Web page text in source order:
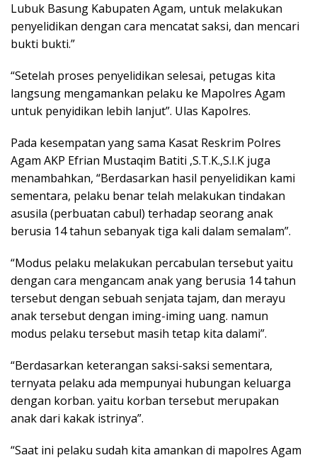
Lubuk Basung Kabupaten Agam, untuk melakukan
penyelidikan dengan cara mencatat saksi, dan mencari
bukti bukti.”
“Setelah proses penyelidikan selesai, petugas kita
langsung mengamankan pelaku ke Mapolres Agam
untuk penyidikan lebih lanjut”. Ulas Kapolres.
Pada kesempatan yang sama Kasat Reskrim Polres
Agam AKP Efrian Mustaqim Batiti ,S.T.K.,S.I.K juga
menambahkan, “Berdasarkan hasil penyelidikan kami
sementara, pelaku benar telah melakukan tindakan
asusila (perbuatan cabul) terhadap seorang anak
berusia 14 tahun sebanyak tiga kali dalam semalam”.
“Modus pelaku melakukan percabulan tersebut yaitu
dengan cara mengancam anak yang berusia 14 tahun
tersebut dengan sebuah senjata tajam, dan merayu
anak tersebut dengan iming-iming uang. namun
modus pelaku tersebut masih tetap kita dalami”.
“Berdasarkan keterangan saksi-saksi sementara,
ternyata pelaku ada mempunyai hubungan keluarga
dengan korban. yaitu korban tersebut merupakan
anak dari kakak istrinya”.
“Saat ini pelaku sudah kita amankan di mapolres Agam